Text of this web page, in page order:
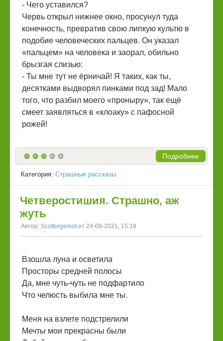
- Чего уставился?
Червь открыл нижнее окно, просунул туда
конечность, превратив свою липкую культю в
подобие человеческих пальцев. Он указал
«пальцем» на человека и заорал, обильно
брызгая слизью:
- Ты мне тут не ёрничай! Я таких, как ты,
десятками выдворял пинками под зад! Мало
того, что разбил моего «проныру», так ещё
смеет заявляться в «клоаку» с пафосной
рожей!
Подробнее
Категория: Страшные рассказы
Четверостишия. Страшно, аж
жуть
Автор: Scotbegemot от 24-08-2021, 15:19
Взошла луна и осветила
Просторы средней полосы
Да, мне чуть-чуть не подфартило
Что челюсть выбила мне ты.
Меня на взлете подстрелили
Мечты мои прекрасны были